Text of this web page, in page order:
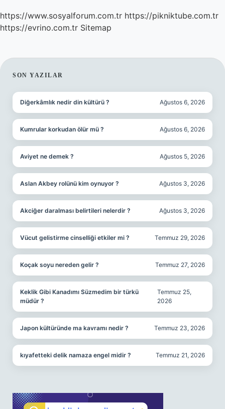
https://www.sosyalforum.com.tr https://pikniktube.com.tr
https://evrino.com.tr Sitemap
SIDEBAR
SON YAZILAR
Diğerkâmlık nedir din kültürü ? Ağustos 6, 2026
Kumrular korkudan ölür mü ? Ağustos 6, 2026
Aviyet ne demek ? Ağustos 5, 2026
Aslan Akbey rolünü kim oynuyor ? Ağustos 3, 2026
Akciğer daralması belirtileri nelerdir ? Ağustos 3, 2026
Vücut gelistirme cinselliği etkiler mi ? Temmuz 29, 2026
Koçak soyu nereden gelir ? Temmuz 27, 2026
Keklik Gibi Kanadımı Süzmedim bir türkü
müdür ?
Temmuz 25,
2026
Japon kültüründe ma kavramı nedir ? Temmuz 23, 2026
kıyafetteki delik namaza engel midir ? Temmuz 21, 2026